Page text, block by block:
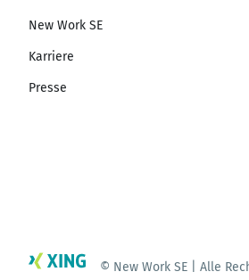
New Work SE
Karriere
Presse
© New Work SE | Alle